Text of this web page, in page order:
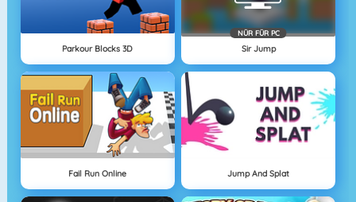
Parkour Blocks 3D
NÜR FÜR PC
Sir Jump
Fail Run Online Jump And Splat